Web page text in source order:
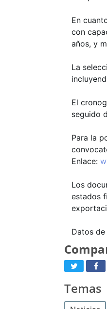
En
con
años, y
La
El
seguido
Para la
Enlace:
Los
estados
Datos
Temas